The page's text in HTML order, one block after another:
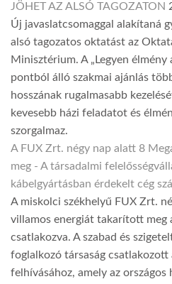
JÖHET AZ ALSÓ TAGOZATON
Új javaslatcsomaggal alakítaná
alsó tagozatos oktatást az
Minisztérium. A „Legyen élmény
pontból álló szakmai ajánlás
hosszának rugalmasabb
kevesebb házi feladatot és
szorgalmaz.
A FUX Zrt. négy nap alatt 8
meg - A társadalmi
kábelgyártásban érdekelt cég
A miskolci székhelyű FUX Zrt.
villamos energiát takarított meg
csatlakozva. A szabad és
foglalkozó társaság csatlakozott
felhívásához, amely az országos